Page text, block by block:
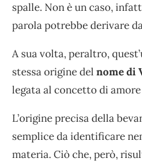
spalle. Non è un caso,
parola potrebbe derivare
A sua volta, peraltro,
stessa origine del nome di
legata al concetto di
L’origine precisa della
semplice da identificare
materia. Ciò che, però,